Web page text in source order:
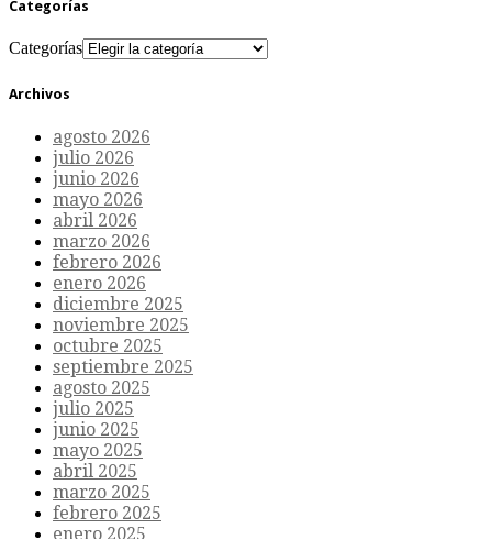
Categorías
Categorías
Archivos
agosto 2026
julio 2026
junio 2026
mayo 2026
abril 2026
marzo 2026
febrero 2026
enero 2026
diciembre 2025
noviembre 2025
octubre 2025
septiembre 2025
agosto 2025
julio 2025
junio 2025
mayo 2025
abril 2025
marzo 2025
febrero 2025
enero 2025